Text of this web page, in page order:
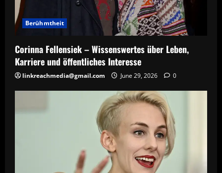
Berühmtheit
Corinna Fellensiek – Wissenswertes über Leben,
Karriere und öffentliches Interesse
linkreachmedia@gmail.com June 29, 2026 0